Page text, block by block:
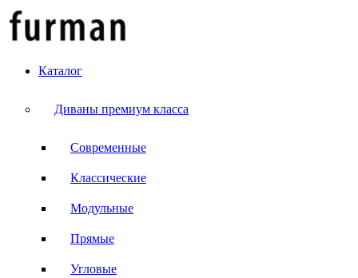
Каталог
Диваны премиум класса
Современные
Классические
Модульные
Прямые
Угловые